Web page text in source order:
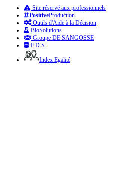
Site réservé aux professionnels
PositiveProduction
Outils d'Aide à la Décision
BioSolutions
Groupe DE SANGOSSE
F.D.S.
Index Egalité